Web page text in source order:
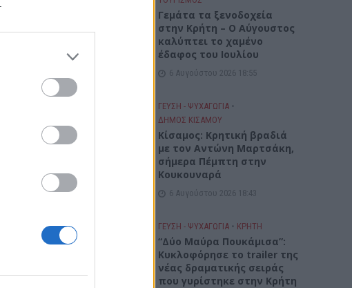
Γεμάτα τα ξενοδοχεία
στην Κρήτη – Ο Αύγουστος
καλύπτει το χαμένο
έδαφος του Ιουλίου
6 Αυγούστου 2026 18:55
ΓΕΎΣΗ - ΨΥΧΑΓΩΓΊΑ •
ΔΉΜΟΣ ΚΙΣΆΜΟΥ
Kίσαμος: Κρητική βραδιά
με τον Αντώνη Μαρτσάκη,
σήμερα Πέμπτη στην
Κουκουναρά
6 Αυγούστου 2026 18:43
ΓΕΎΣΗ - ΨΥΧΑΓΩΓΊΑ • ΚΡΗΤΗ
“Δύο Μαύρα Πουκάμισα”:
Κυκλοφόρησε το trailer της
νέας δραματικής σειράς
που γυρίστηκε στην Κρήτη